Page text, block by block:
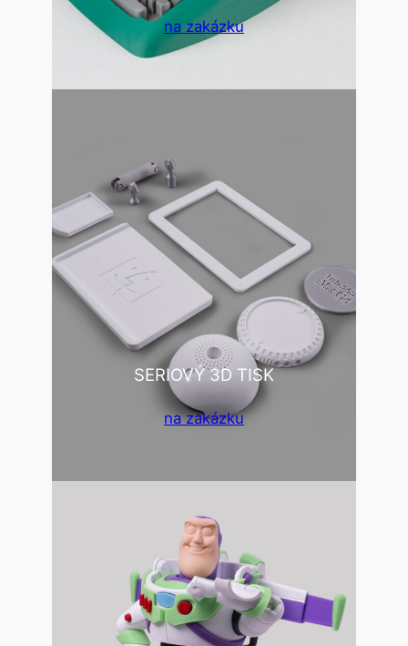
na zakázku
SERIOVÝ 3D TISK
na zakázku